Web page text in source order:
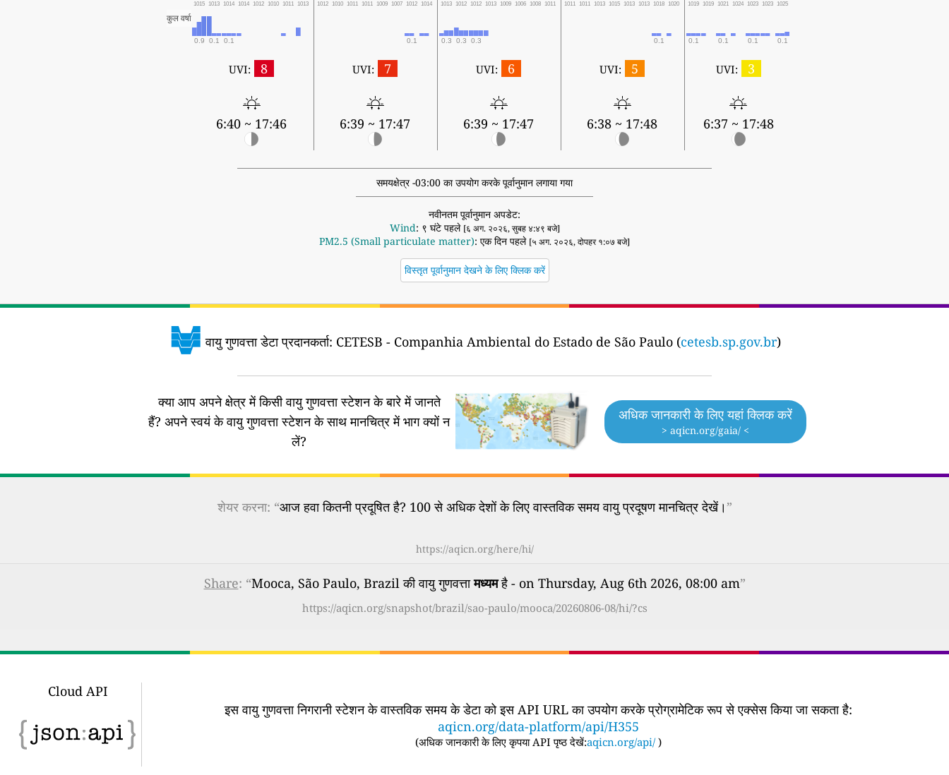
1015 1013 1014 1014 1012 1010 1011 1013 1012 1010 1011 1011 1009 1007 1012 1014 1013 1012 1012 1013 1009 1006 1008 1011 1011 1011 1013 1015 1013 1013 1018 1020 1019 1019 1021 1024 1023 1023 1025
कुल वर्षा
0.9 0.1 0.1 0.1 0.3 0.3 0.3 0.1 0.1 0.1 0.1 0.1
UVI: 8
6:40 ~ 17:46
UVI: 7
6:39 ~ 17:47
UVI: 6
6:39 ~ 17:47
UVI: 5
6:38 ~ 17:48
UVI: 3
6:37 ~ 17:48
समयक्षेत्र -03:00 का उपयोग करके पूर्वानुमान लगाया गया
नवीनतम पूर्वानुमान अपडेट:
Wind: ९ घंटे पहले [६ अग. २०२६, सुबह ४:४९ बजे]
PM2.5 (Small particulate matter): एक दिन पहले [५ अग. २०२६, दोपहर १:०७ बजे]
विस्तृत पूर्वानुमान देखने के लिए क्लिक करें
वायु गुणवत्ता डेटा प्रदानकर्ता: CETESB - Companhia Ambiental do Estado de São Paulo (cetesb.sp.gov.br)
क्या आप अपने क्षेत्र में किसी वायु गुणवत्ता स्टेशन के बारे में जानते
हैं? अपने स्वयं के वायु गुणवत्ता स्टेशन के साथ मानचित्र में भाग क्यों न
लें?
अधिक जानकारी के लिए यहां क्लिक करें
> aqicn.org/gaia/ <
शेयर करना: “आज हवा कितनी प्रदूषित है? 100 से अधिक देशों के लिए वास्तविक समय वायु प्रदूषण मानचित्र देखें।”
https://aqicn.org/here/hi/
Share: “Mooca, São Paulo, Brazil की वायु गुणवत्तामध्यमहै - on Thursday, Aug 6th 2026, 08:00 am”
https://aqicn.org/snapshot/brazil/sao-paulo/mooca/20260806-08/hi/?cs
Cloud API
इस वायु गुणवत्ता निगरानी स्टेशन के वास्तविक समय के डेटा को इस API URL का उपयोग करके प्रोग्रामेटिक रूप से एक्सेस किया जा सकता है:
aqicn.org/data-platform/api/H355
(अधिक जानकारी के लिए कृपया API पृष्ठ देखें:aqicn.org/api/ )